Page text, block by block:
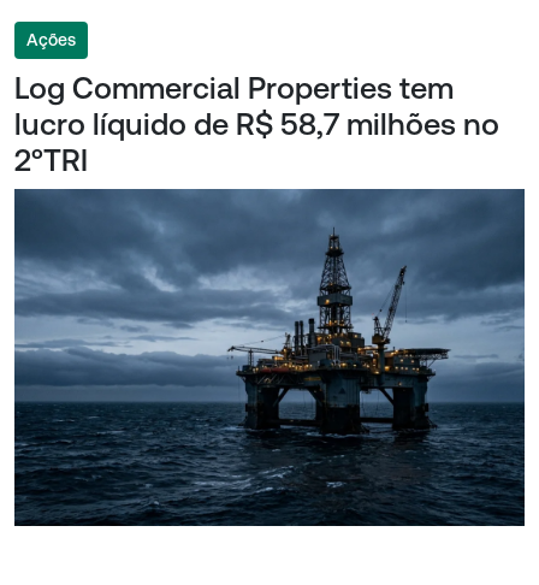
Ações
Log Commercial Properties tem
lucro líquido de R$ 58,7 milhões no
2ºTRI